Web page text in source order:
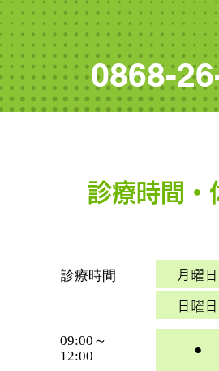
0868-
診療時間・
診療時間 月曜日
日曜日
09:00～
12:00
●